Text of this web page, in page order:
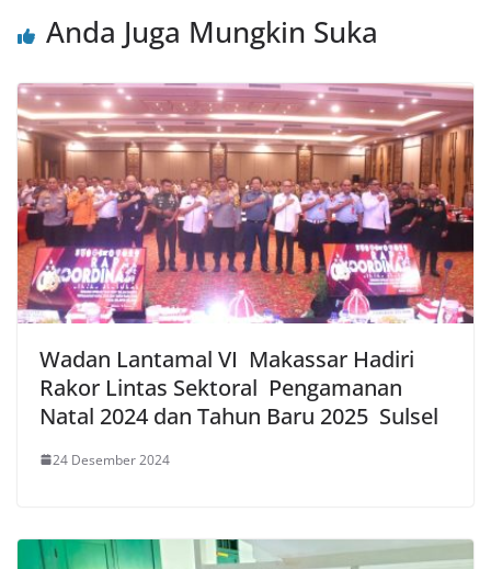
Anda Juga Mungkin Suka
Wadan Lantamal VI Makassar Hadiri
Rakor Lintas Sektoral Pengamanan
Natal 2024 dan Tahun Baru 2025 Sulsel
24 Desember 2024